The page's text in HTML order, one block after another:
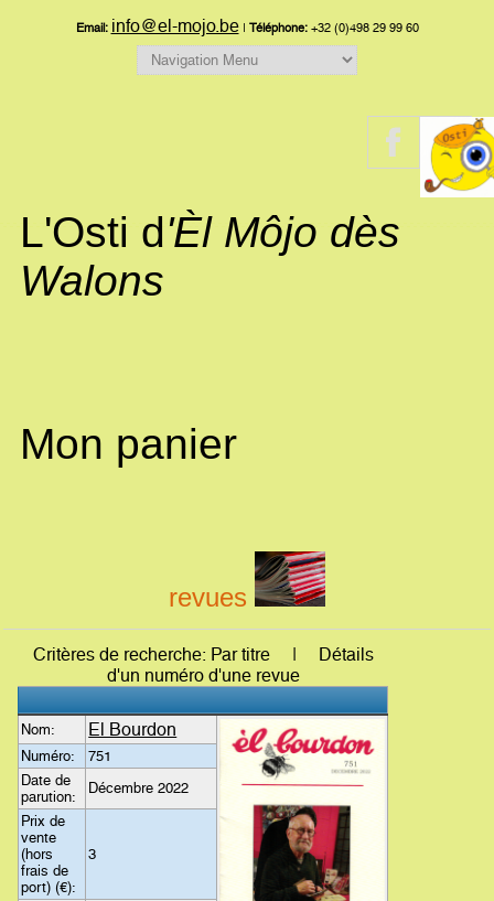
Email: info@el-mojo.be| Téléphone:+32 (0)498 29 99 60
L'Osti d'Èl Môjo dès
Walons
Mon panier
revues
Critères de recherche: Par titre | Détails
d'un numéro d'une revue
Nom: El Bourdon
Numéro:
751
Date de
parution:
Décembre 2022
Prix de
vente
(hors
frais de
port) (€):
3